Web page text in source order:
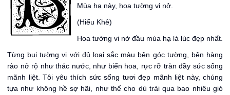
Mùa hạ này, hoa tường vi nở.
(Hiểu Khê)
Hoa tường vi nở đầu mùa hạ là lúc đẹp nhất.
Từng bụi tường vi với đủ loại sắc màu bên góc tường, bên hàng
rào nở rộ như thác nước, như biển hoa, rực rỡ tràn đầy sức sống
mãnh liệt. Tôi yêu thích sức sống tươi đẹp mãnh liệt này, chúng
tựa như không hề sợ hãi, như thể cho dù trải qua bao nhiêu gió